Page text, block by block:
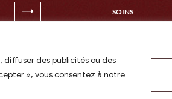
diffuser des publicités ou des
», vous consentez à notre
SOINS